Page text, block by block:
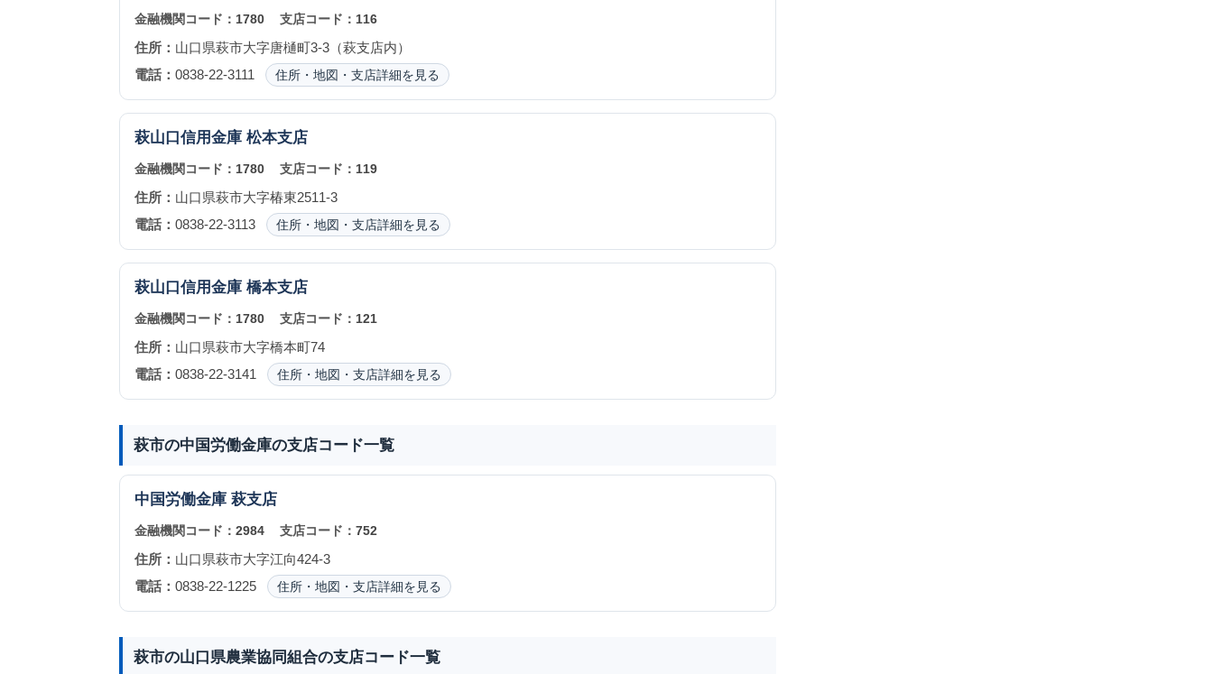
金融機関コード： 1780 支店コード： 116
住所： 山口県萩市大字唐樋町3-3（萩支店内）
電話： 0838-22-3111 住所・地図・支店詳細を見る
萩山口信用金庫 松本支店
金融機関コード： 1780 支店コード： 119
住所： 山口県萩市大字椿東2511-3
電話： 0838-22-3113 住所・地図・支店詳細を見る
萩山口信用金庫 橋本支店
金融機関コード： 1780 支店コード： 121
住所： 山口県萩市大字橋本町74
電話： 0838-22-3141 住所・地図・支店詳細を見る
萩市の中国労働金庫の支店コード一覧
中国労働金庫 萩支店
金融機関コード： 2984 支店コード： 752
住所： 山口県萩市大字江向424-3
電話： 0838-22-1225 住所・地図・支店詳細を見る
萩市の山口県農業協同組合の支店コード一覧